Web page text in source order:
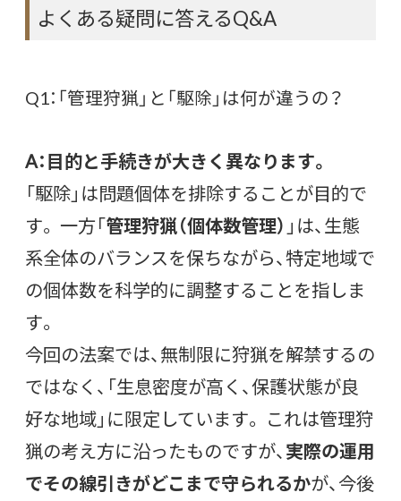
よくある疑問に答えるQ&A
Q1：「管理狩猟」と「駆除」は何が違うの？
A：目的と手続きが大きく異なります。
「駆除」は問題個体を排除することが目的で
す。 一方「管理狩猟（個体数管理） 」は、生態
系全体のバランスを保ちながら、特定地域で
の個体数を科学的に調整することを指しま
す。
今回の法案では、無制限に狩猟を解禁するの
ではなく、「生息密度が高く、保護状態が良
好な地域」に限定しています。 これは管理狩
猟の考え方に沿ったものですが、実際の運用
でその線引きがどこまで守られるかが、今後